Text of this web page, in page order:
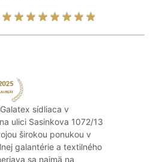
sídliaca v
ulici Sasinkova 1072/13
širokou ponukou v
galantérie a textilného
sa najmä na